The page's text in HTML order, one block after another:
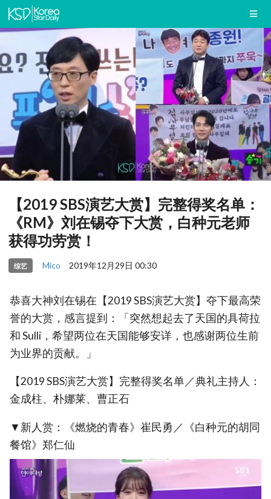
【2019 SBS演艺大赏】完整得奖名单：
《RM》刘在锡夺下大赏，白种元老师
获得功劳赏！
综艺 Mico 2019年12月29日 00:30
恭喜大神刘在锡在【2019 SBS演艺大赏】夺下最高荣
誉的大赏，感言提到：「突然想起去了天国的具荷拉
和 Sulli，希望两位在天国能够安详，也感谢两位生前
为业界的贡献。」
【2019 SBS演艺大赏】完整得奖名单／典礼主持人：
金成柱、朴娜莱、曹正石
▼新人赏：《燃烧的青春》崔民勇／《白种元的胡同
餐馆》郑仁仙